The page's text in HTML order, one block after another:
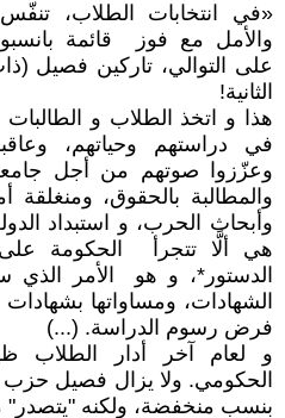
«في انتخابات الطلاب،
والأمل مع فوز قائمة
على التوالي، تاركين فصيل
الثانية!
هذا و اتخذ الطلاب و
في دراستهم وحياتهم،
وعزّزوا صوتهم من أجل
والمطالبة بالحقوق،
وأبحاث الحرب، و استبداد
الدستور*، و هو الأمر
الشهادات، ومساواتها
فرض رسوم الدراسة. (...)
و لعام آخر أدار
الحكومي. ولا يزال فصيل
بنسب منخفضة، ولكنه "يتصدر"